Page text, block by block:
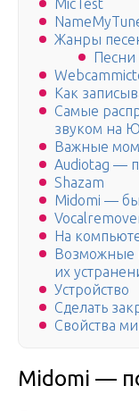
MicTest
Жанры
Песни
Как
Самые
звуком на
Важные
Audiotag —
Shazam
Midomi —
На
Возможные
их
Устройство
Сделать
Свойства
Midomi —